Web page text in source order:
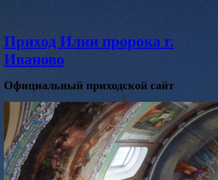
Приход Илии пророка г.
Иваново
Официальный приходской сайт